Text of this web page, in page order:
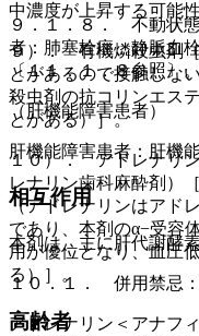
中濃度が上昇する可能
９）． 有機燐殺虫剤
とがあるので接触しな
殺虫剤の抗コリンエス
とがある）］。
１０）． アドレナリ
レナリン歯科麻酔剤）
（アドレナリンはアド
であり、本剤のα−受容
用が優位となり、血圧
る）］。
高齢者
９．１．８． 不動状
者：肺塞栓症、静脈血
〔１１．１．８参照〕。
（肝機能障害患者）
肝機能障害患者：肝機
相互作用
本剤は、主に肝代謝酵
１０．１． 併用禁忌：
アドレナリン＜アナフ